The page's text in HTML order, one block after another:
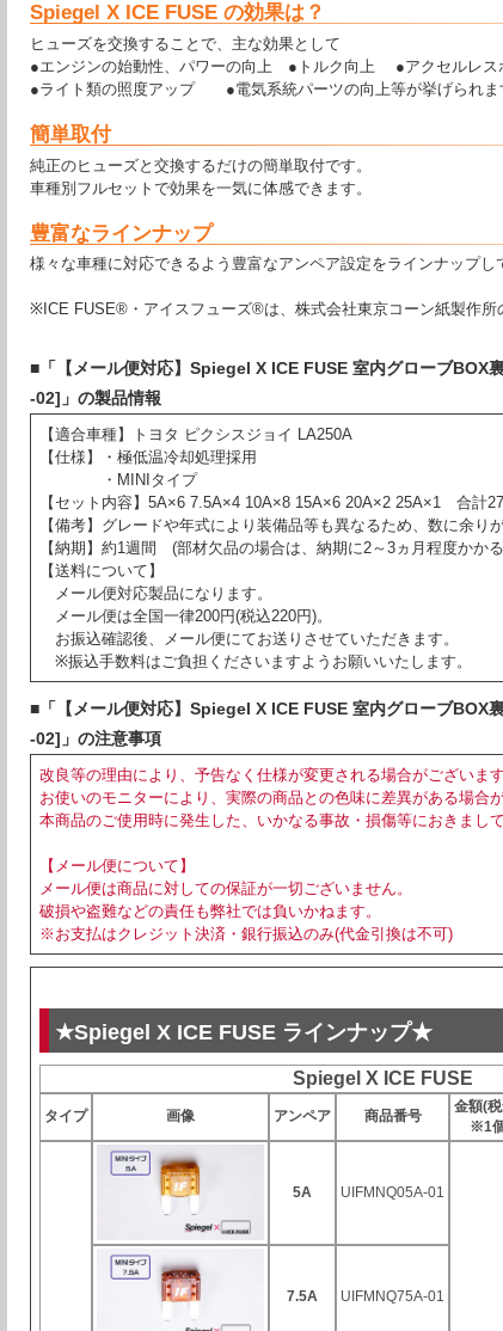
Spiegel X ICE FUSE の効果は？
ヒューズを交換することで、主な効果として
●エンジンの始動性、パワーの向上 ●トルク向上 ●アクセルレス
●ライト類の照度アップ ●電気系統パーツの向上等が挙げられま
簡単取付
純正のヒューズと交換するだけの簡単取付です。
車種別フルセットで効果を一気に体感できます。
豊富なラインナップ
様々な車種に対応できるよう豊富なアンペア設定をラインナップし
※ICE FUSE®・アイスフューズ®は、株式会社東京コーン紙製作所
■「【メール便対応】Spiegel X ICE FUSE 室内グローブBOX
-02]」の製品情報
【適合車種】トヨタ ピクシスジョイ LA250A
【仕様】・極低温冷却処理採用
・MINIタイプ
【セット内容】5A×6 7.5A×4 10A×8 15A×6 20A×2 25A×1 合計
【備考】グレードや年式により装備品等も異なるため、数に余り
【納期】約1週間 (部材欠品の場合は、納期に2～3ヵ月程度かか
【送料について】
メール便対応製品になります。
メール便は全国一律200円(税込220円)。
お振込確認後、メール便にてお送りさせていただきます。
※振込手数料はご負担くださいますようお願いいたします。
■「【メール便対応】Spiegel X ICE FUSE 室内グローブBOX
-02]」の注意事項
改良等の理由により、予告なく仕様が変更される場合がございます
お使いのモニターにより、実際の商品との色味に差異がある場合が
本商品のご使用時に発生した、いかなる事故・損傷等におきまし
【メール便について】
メール便は商品に対しての保証が一切ございません。
破損や盗難などの責任も弊社では負いかねます。
※お支払はクレジット決済・銀行振込のみ(代金引換は不可)
★Spiegel X ICE FUSE ラインナップ★
Spiegel X ICE FUSE
タイプ 画像 アンペア 商品番号
金額(
※1
5A UIFMNQ05A-01
7.5A UIFMNQ75A-01